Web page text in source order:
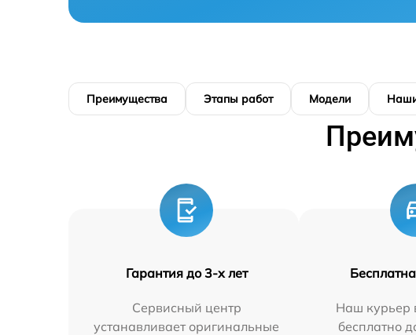
Преимущества Этапы работ Модели
Гарантия до 3-х лет
Сервисный центр
устанавливает оригинальные
Наш курьер
бесплатно